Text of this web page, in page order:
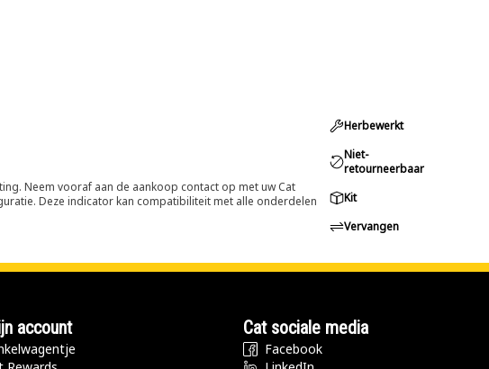
Neem vooraf aan de aankoop contact op met uw Cat
Deze indicator kan compatibiliteit met alle onderdelen
Herbewerkt
Niet-
retourneerbaar
Kit
Vervangen
account Cat sociale media
Facebook